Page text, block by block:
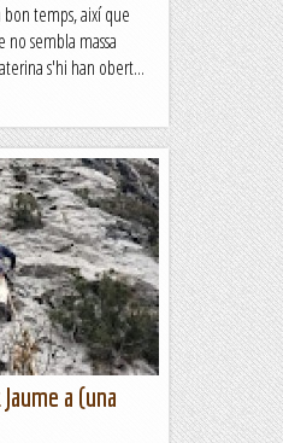
temps, així que
sembla massa
s'hi han obert...
a (una